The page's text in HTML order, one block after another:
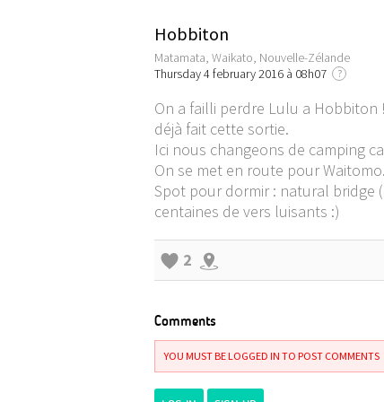
Hobbiton
Matamata, Waikato, Nouvelle-Zélande
Thursday 4 february 2016 à 08h07
?
On a failli perdre Lulu a Hobbiton
déjà fait cette sortie.
Ici nous changeons de camping
On se met en route pour
Spot pour dormir : natural bridge
centaines de vers luisants :)
2
Comments
YOU MUST BE LOGGED IN TO POST COMMENTS